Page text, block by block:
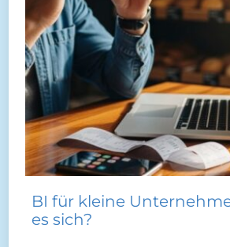
BI für kleine
es sich?